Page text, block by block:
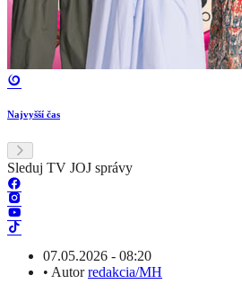
Najvyšší čas
Sleduj TV JOJ správy
07.05.2026 - 08:20
• Autorredakcia/MH